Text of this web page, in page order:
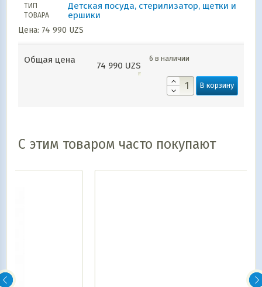
ТИП
ТОВАРА
Детская посуда, стерилизатор, щетки и
ершики
Цена: 74 990 UZS
Общая цена
74 990 UZS
6 в наличии
В корзину
С этим товаром часто покупают